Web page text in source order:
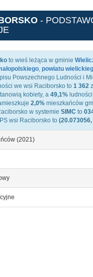
-
to wieś leżąca w gminie
, powiatu
Powszechnego Ludności i
we wsi Raciborsko to 1 362
kobiety, a 49,1%
2,0% mieszkańców
w systemie SIMC to
wsi Raciborsko to
(2021)